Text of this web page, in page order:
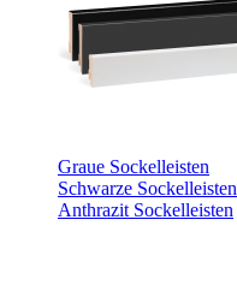
Graue Sockelleisten
Schwarze Sockelleisten
Anthrazit Sockelleisten